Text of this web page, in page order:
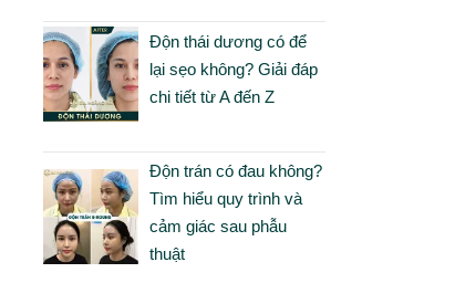
Độn thái dương có để
lại sẹo không? Giải đáp
chi tiết từ A đến Z
Độn trán có đau không?
Tìm hiểu quy trình và
cảm giác sau phẫu
thuật